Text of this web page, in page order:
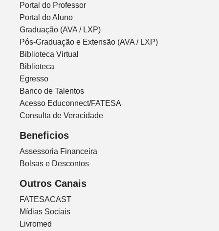
Portal do Professor
Portal do Aluno
Graduação (AVA / LXP)
Pós-Graduação e Extensão (AVA / LXP)
Biblioteca Virtual
Biblioteca
Egresso
Banco de Talentos
Acesso Educonnect/FATESA
Consulta de Veracidade
Beneficios
Assessoria Financeira
Bolsas e Descontos
Outros Canais
FATESACAST
Mídias Sociais
Livromed